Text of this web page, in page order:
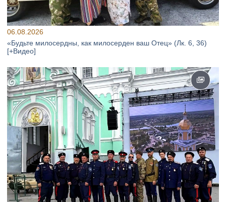
06.08.2026
«Будьте милосердны, как милосерден ваш Отец» (Лк. 6, 36)
[+Видео]